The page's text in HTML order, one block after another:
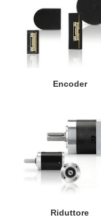
Encoder
Riduttore